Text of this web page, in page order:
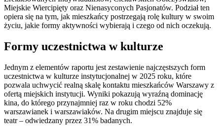
Miejskie Wiercipięty oraz Nienasyconych Pasjonatów. Podział ten
opiera się na tym, jak mieszkańcy postrzegają rolę kultury w swoim
życiu, jakie formy aktywności wybierają i czego od nich oczekują.
Formy uczestnictwa w kulturze
Jednym z elementów raportu jest zestawienie najczęstszych form
uczestnictwa w kulturze instytucjonalnej w 2025 roku, które
pozwala uchwycić realną skalę kontaktu mieszkańców Warszawy z
ofertą miejskich instytucji. Wyniki pokazują wyraźną dominację
kina, do którego przynajmniej raz w roku chodzi 52%
warszawianek i warszawiaków. Na drugim miejscu znajduje się
teatr – odwiedzany przez 31% badanych.